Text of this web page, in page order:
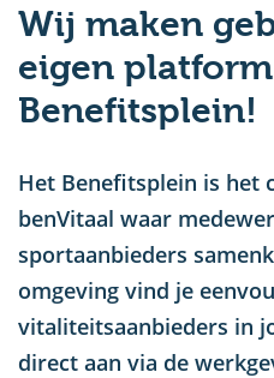
Wij maken
eigen
Benefitsplein!
Het Benefitsplein is het
benVitaal waar
sportaanbieders
omgeving vind je
vitaliteitsaanbieders in
direct aan via de